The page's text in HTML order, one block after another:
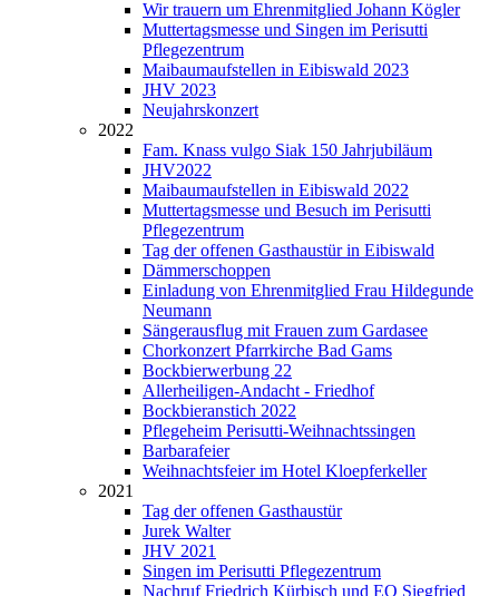
Wir trauern um Ehrenmitglied Johann Kögler
Muttertagsmesse und Singen im Perisutti
Pflegezentrum
Maibaumaufstellen in Eibiswald 2023
JHV 2023
Neujahrskonzert
2022
Fam. Knass vulgo Siak 150 Jahrjubiläum
JHV2022
Maibaumaufstellen in Eibiswald 2022
Muttertagsmesse und Besuch im Perisutti
Pflegezentrum
Tag der offenen Gasthaustür in Eibiswald
Dämmerschoppen
Einladung von Ehrenmitglied Frau Hildegunde
Neumann
Sängerausflug mit Frauen zum Gardasee
Chorkonzert Pfarrkirche Bad Gams
Bockbierwerbung 22
Allerheiligen-Andacht - Friedhof
Bockbieranstich 2022
Pflegeheim Perisutti-Weihnachtssingen
Barbarafeier
Weihnachtsfeier im Hotel Kloepferkeller
2021
Tag der offenen Gasthaustür
Jurek Walter
JHV 2021
Singen im Perisutti Pflegezentrum
Nachruf Friedrich Kürbisch und EO Siegfried